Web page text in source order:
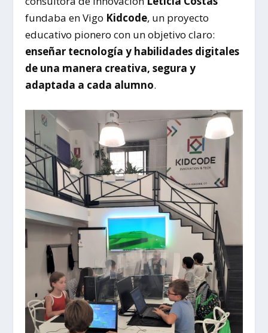
fundaba en Vigo Kidcode, un proyecto
educativo pionero con un objetivo claro:
enseñar tecnología y habilidades digitales
de una manera creativa, segura y
adaptada a cada alumno.